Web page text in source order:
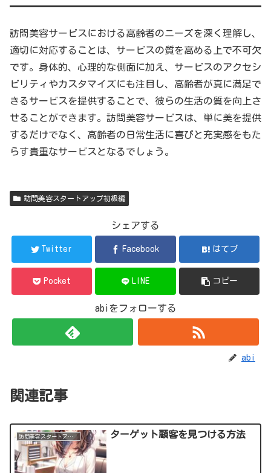
訪問美容サービスにおける高齢者のニーズを深く理解し、
適切に対応することは、サービスの質を高める上で不可欠
です。身体的、心理的な側面に加え、サービスのアクセシ
ビリティやカスタマイズにも注目し、高齢者が真に満足で
きるサービスを提供することで、彼らの生活の質を向上さ
せることができます。訪問美容サービスは、単に美を提供
するだけでなく、高齢者の日常生活に喜びと充実感をもた
らす貴重なサービスとなるでしょう。
訪問美容スタートアップ初級編
シェアする
Twitter Facebook はてブ
Pocket LINE コピー
abiをフォローする
abi
関連記事
訪問美容スタートアップ初級編 ターゲット顧客を見つける方法